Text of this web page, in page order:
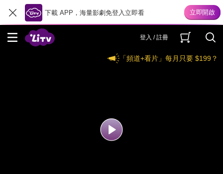
下載 APP，海量影劇免登入立即看
登入 / 註冊
「頻道+看片」每月只要 $199？